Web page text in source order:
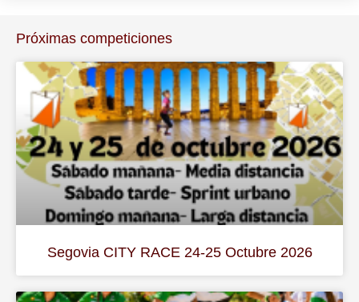
Próximas competiciones
Segovia CITY RACE 24-25 Octubre 2026